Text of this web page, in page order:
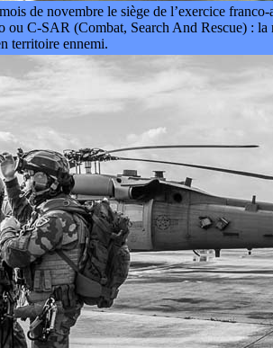
de novembre le siège de l’exercice
ou C-SAR (Combat, Search And Rescue) : la
territoire ennemi.